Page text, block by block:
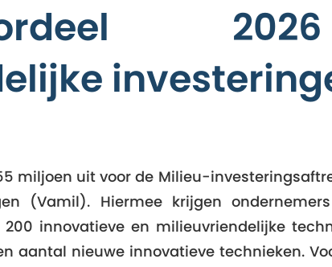
miljoen uit voor de Milieu-
(Vamil). Hiermee krijgen
innovatieve en milieuvriendelijke
aantal nieuwe innovatieve technieken.